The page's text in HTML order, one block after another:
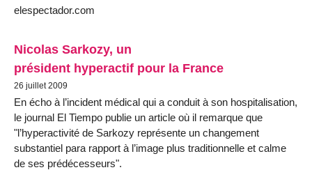
elespectador.com
Nicolas Sarkozy, un
président hyperactif pour la France
26 juillet 2009
En écho à l’incident médical qui a conduit à son hospitalisation,
le journal El Tiempo publie un article où il remarque que
"l’hyperactivité de Sarkozy représente un changement
substantiel para rapport à l’image plus traditionnelle et calme
de ses prédécesseurs".